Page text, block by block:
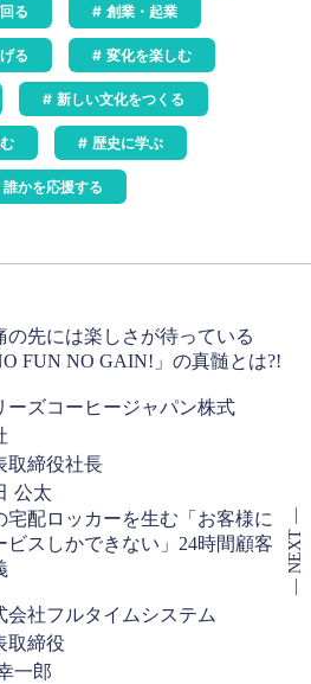
る 創業・起業
る 変化を楽しむ
新しい文化をつくる
歴史に学ぶ
誰かを応援する
の先には楽しさが待っている
FUN NO GAIN!」の真髄とは?!
ーズコーヒージャパン株式
取締役社長
公太
宅配ロッカーを生む「お客様に
ビスしかできない」24時間顧客
会社フルタイムシステム
取締役
一郎